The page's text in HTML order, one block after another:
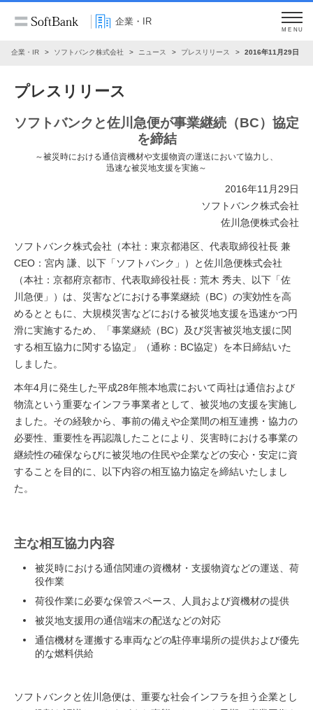
企業・IR
MENU
企業・IR ソフトバンク株式会社 ニュース プレスリリース 2016年11月29日
プレスリリース
ソフトバンクと佐川急便が事業継続（BC）協定
を締結
～被災時における通信資機材や支援物資の運送において協力し、
迅速な被災地支援を実施～
2016年11月29日
ソフトバンク株式会社
佐川急便株式会社
ソフトバンク株式会社（本社：東京都港区、代表取締役社長 兼
CEO：宮内 謙、以下「ソフトバンク」）と佐川急便株式会社
（本社：京都府京都市、代表取締役社長：荒木 秀夫、以下「佐
川急便」）は、災害などにおける事業継続（BC）の実効性を高
めるとともに、大規模災害などにおける被災地支援を迅速かつ円
滑に実施するため、「事業継続（BC）及び災害被災地支援に関
する相互協力に関する協定」（通称：BC協定）を本日締結いた
しました。
本年4月に発生した平成28年熊本地震において両社は通信および
物流という重要なインフラ事業者として、被災地の支援を実施し
ました。その経験から、事前の備えや企業間の相互連携・協力の
必要性、重要性を再認識したことにより、災害時における事業の
継続性の確保ならびに被災地の住民や企業などの安心・安定に資
することを目的に、以下内容の相互協力協定を締結いたしまし
た。
主な相互協力内容
被災時における通信関連の資機材・支援物資などの運送、荷
役作業
荷役作業に必要な保管スペース、人員および資機材の提供
被災地支援用の通信端末の配送などの対応
通信機材を運搬する車両などの駐停車場所の提供および優先
的な燃料供給
ソフトバンクと佐川急便は、重要な社会インフラを担う企業とし